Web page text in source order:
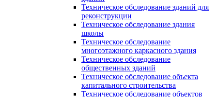
Техническое обследование зданий для
реконструкции
Техническое обследование здания
школы
Техническое обследование
многоэтажного каркасного здания
Техническое обследование
общественных зданий
Техническое обследование объекта
капитального строительства
Техническое обследование объектов